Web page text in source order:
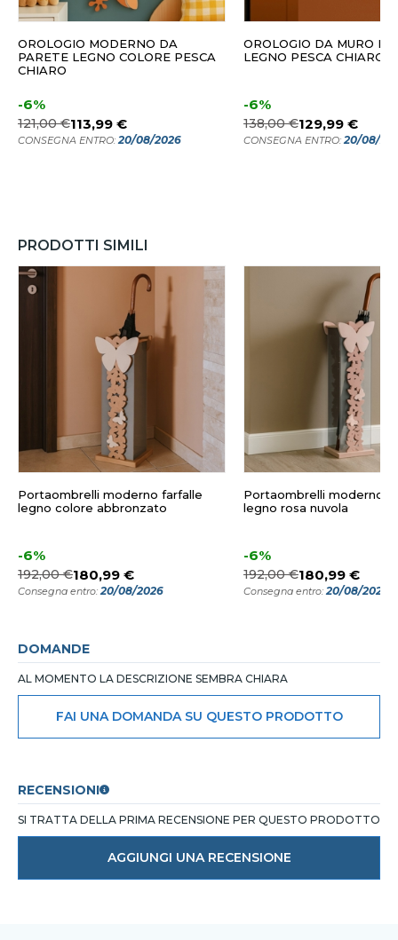
OROLOGIO MODERNO DA
PARETE LEGNO COLORE PESCA
CHIARO
-6%
121,00 €113,99 €
CONSEGNA ENTRO:20/08/2026
OROLOGIO DA MURO
LEGNO PESCA CHIARO
-6%
138,00 €129,99 €
CONSEGNA ENTRO:20/08/
PRODOTTI SIMILI
Portaombrelli moderno farfalle
legno colore abbronzato
-6%
192,00 €180,99 €
Consegna entro:20/08/2026
Portaombrelli moderno
legno rosa nuvola
-6%
192,00 €180,99 €
Consegna entro:20/08/2026
DOMANDE
AL MOMENTO LA DESCRIZIONE SEMBRA CHIARA
FAI UNA DOMANDA SU QUESTO PRODOTTO
RECENSIONI
SI TRATTA DELLA PRIMA RECENSIONE PER QUESTO PRODOTTO
AGGIUNGI UNA RECENSIONE